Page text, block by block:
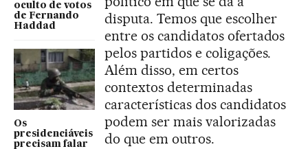
oculto de votos
de Fernando
Haddad
Os
presidenciáveis
precisam falar
disputa. Temos que escolher
entre os candidatos ofertados
pelos partidos e coligações.
Além disso, em certos
contextos determinadas
características dos candidatos
podem ser mais valorizadas
do que em outros.